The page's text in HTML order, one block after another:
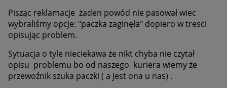
Pisząc reklamacje żaden powód nie pasował wiec
wybraliśmy opcje: "paczka zaginęła" dopiero w tresci
opisując problem.
Sytuacja o tyle nieciekawa że nikt chyba nie czytał
opisu problemu bo od naszego kuriera wiemy że
przewoźnik szuka paczki ( a jest ona u nas) .